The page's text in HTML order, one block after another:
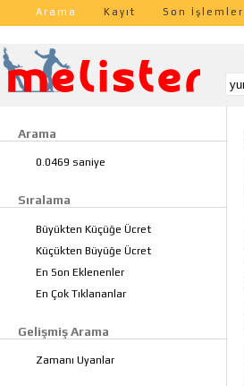
Arama Kayıt Son İşlemler
Arama
0.0469 saniye
Sıralama
Büyükten Küçüğe Ücret
Küçükten Büyüğe Ücret
En Son Eklenenler
En Çok Tıklananlar
Gelişmiş Arama
Zamanı Uyanlar